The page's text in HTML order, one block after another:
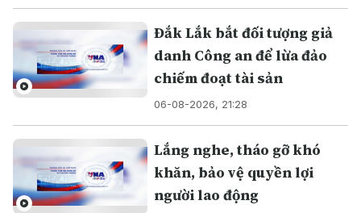
Đắk Lắk bắt đối tượng giả
danh Công an để lừa đảo
chiếm đoạt tài sản
06-08-2026, 21:28
Lắng nghe, tháo gỡ khó
khăn, bảo vệ quyền lợi
người lao động